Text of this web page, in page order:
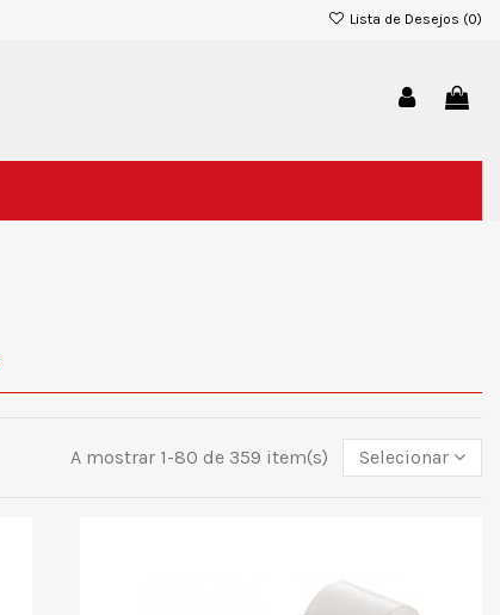
Lista de Desejos (0)
A mostrar 1-80 de 359 item(s) Selecionar